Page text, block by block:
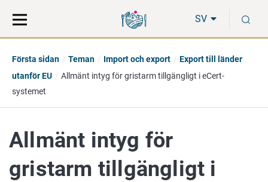
direkt
till
på
hela
SV
Första sidan Teman Import och export
Export till länder
utanför EU
Allmänt intyg för gristarm tillgängligt i eCert-
systemet
Allmänt intyg för
gristarm tillgängligt i